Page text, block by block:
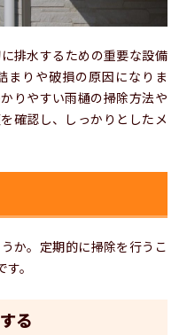
排水するための重要な設備
まりや破損の原因になりま
りやすい雨樋の掃除方法や
確認し、しっかりとしたメ
か。定期的に掃除を行うこ
。
る